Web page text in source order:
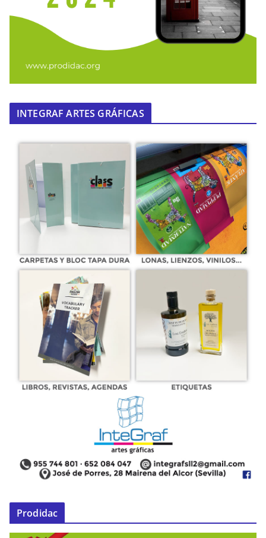
INTEGRAF ARTES GRÁFICAS
Prodidac